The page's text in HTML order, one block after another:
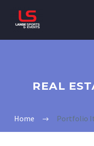
REAL
Home Portfolio